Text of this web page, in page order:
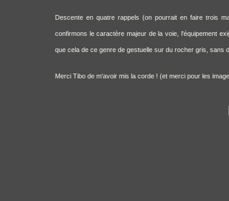
Descente en quatre rappels (on pourrait en faire trois
confirmons le caractère majeur de la voie, l'équipement
que cela de ce genre de gestuelle sur du rocher gris, sans
Merci Tibo de m'avoir mis la corde ! (et merci pour les